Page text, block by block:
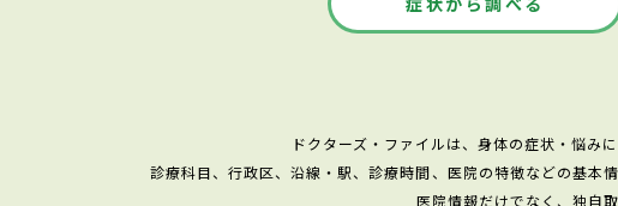
ドクターズ・ファイルは、身体の症状・悩み
診療科目、行政区、沿線・駅、診療時間、医院の特徴などの基本
医院情報だけでなく、独自